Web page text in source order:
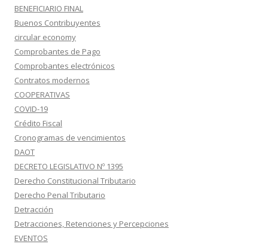
BENEFICIARIO FINAL
Buenos Contribuyentes
circular economy
Comprobantes de Pago
Comprobantes electrónicos
Contratos modernos
COOPERATIVAS
COVID-19
Crédito Fiscal
Cronogramas de vencimientos
DAOT
DECRETO LEGISLATIVO Nº 1395
Derecho Constitucional Tributario
Derecho Penal Tributario
Detracción
Detracciones, Retenciones y Percepciones
EVENTOS